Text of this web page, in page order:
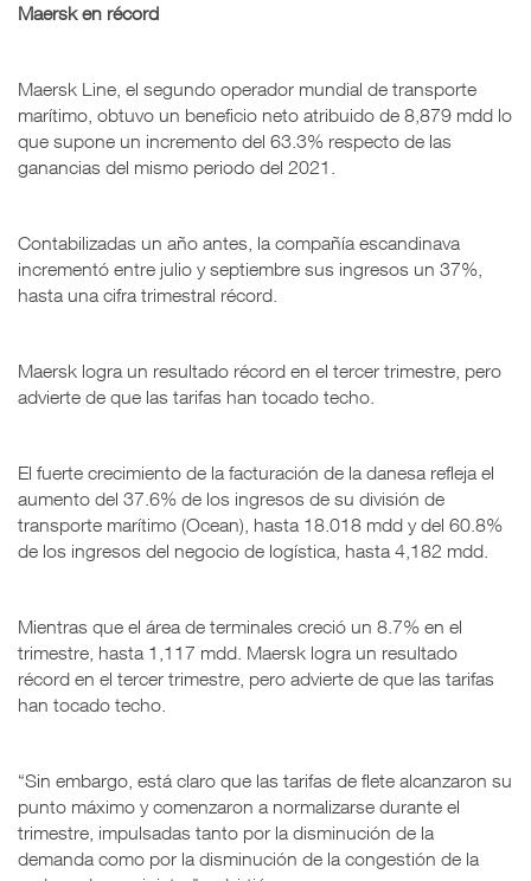
Maersk en récord
Maersk Line, el segundo operador mundial de transporte
marítimo, obtuvo un beneficio neto atribuido de 8,879 mdd lo
que supone un incremento del 63.3% respecto de las
ganancias del mismo periodo del 2021.
Contabilizadas un año antes, la compañía escandinava
incrementó entre julio y septiembre sus ingresos un 37%,
hasta una cifra trimestral récord.
Maersk logra un resultado récord en el tercer trimestre, pero
advierte de que las tarifas han tocado techo.
El fuerte crecimiento de la facturación de la danesa refleja el
aumento del 37.6% de los ingresos de su división de
transporte marítimo (Ocean), hasta 18.018 mdd y del 60.8%
de los ingresos del negocio de logística, hasta 4,182 mdd.
Mientras que el área de terminales creció un 8.7% en el
trimestre, hasta 1,117 mdd. Maersk logra un resultado
récord en el tercer trimestre, pero advierte de que las tarifas
han tocado techo.
“Sin embargo, está claro que las tarifas de flete alcanzaron su
punto máximo y comenzaron a normalizarse durante el
trimestre, impulsadas tanto por la disminución de la
demanda como por la disminución de la congestión de la